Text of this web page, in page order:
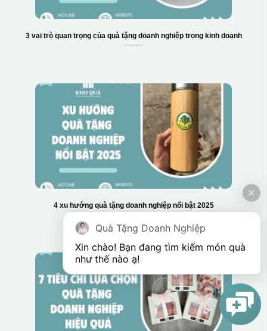
3 vai trò quan trọng của quà tặng doanh nghiệp trong kinh doanh
4 xu hướng quà tặng doanh nghiệp nổi bật 2025
Quà Tặng Doanh Nghiệp
Xin chào! Bạn đang tìm kiếm món quà
như thế nào ạ!